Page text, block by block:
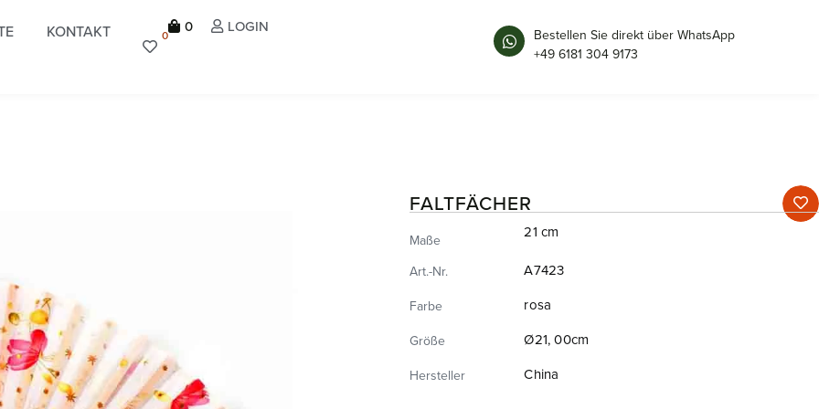
KONTAKT 0 0 LOGIN
Bestellen Sie direkt über WhatsApp
+49 6181 304 9173
FALTFÄCHER
Maße 21 cm
Art.-Nr. A7423
Farbe rosa
Größe Ø21, 00cm
Hersteller China